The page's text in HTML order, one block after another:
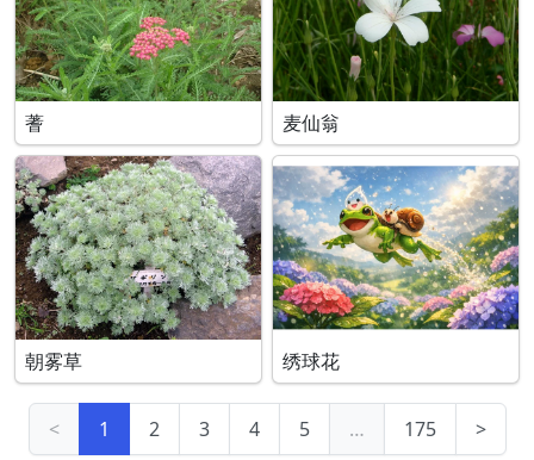
蓍 麦仙翁
朝雾草 绣球花
< 1 2 3 4 5 … 175 >